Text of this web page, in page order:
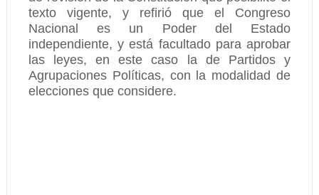
texto vigente, y refirió que el Congreso
Nacional es un Poder del Estado
independiente, y está facultado para aprobar
las leyes, en este caso la de Partidos y
Agrupaciones Políticas, con la modalidad de
elecciones que considere.